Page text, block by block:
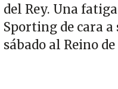
del Rey. Una
Sporting de cara
sábado al Reino de